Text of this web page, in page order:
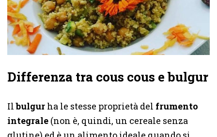
Differenza tra cous cous e bulgur
Ilbulgur ha le stesse proprietà del frumento
integrale (non è, quindi, un cereale senza